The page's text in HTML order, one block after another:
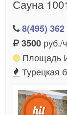
Сауны в
после
отдохнуть
опробовать
спеть в
саунах даже
программа,
Сауна
8(495)
3500 руб./
Площадь
Турецкая